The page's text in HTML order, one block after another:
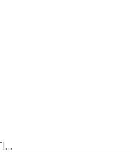
SPESE DI SPEDIZIONE DIMENTICATE